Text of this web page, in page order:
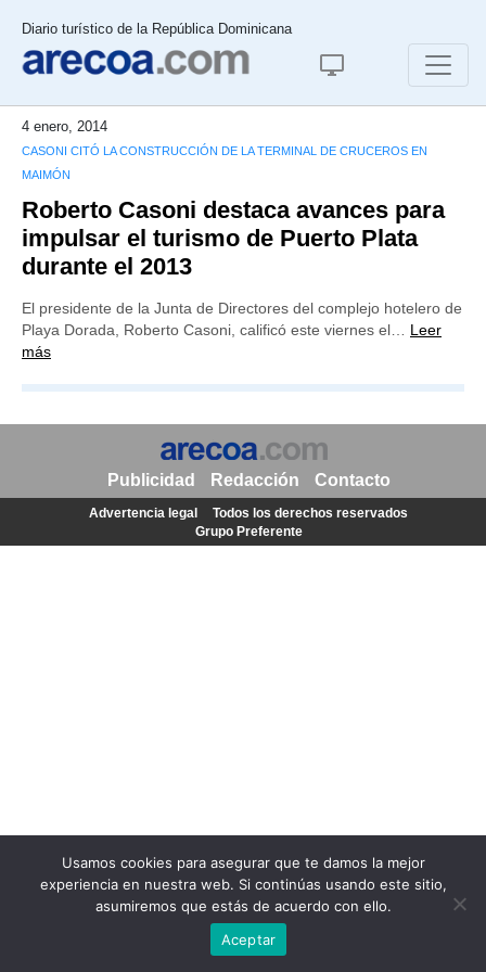
Diario turístico de la República Dominicana
4 enero, 2014
CASONI CITÓ LA CONSTRUCCIÓN DE LA TERMINAL DE CRUCEROS EN
MAIMÓN
Roberto Casoni destaca avances para
impulsar el turismo de Puerto Plata
durante el 2013
El presidente de la Junta de Directores del complejo hotelero de
Playa Dorada, Roberto Casoni, calificó este viernes el… Leer
más
Usamos cookies para asegurar que te damos la mejor
experiencia en nuestra web. Si continúas usando este sitio,
asumiremos que estás de acuerdo con ello.
Aceptar
Publicidad Redacción Contacto
Advertencia legal
Todos los derechos reservados
Grupo Preferente